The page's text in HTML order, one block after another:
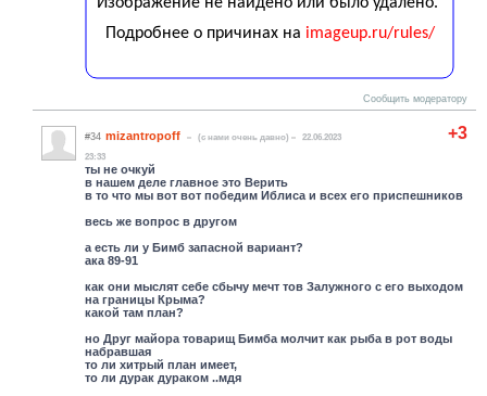
Сообщить модератору
+3
#34 mizantropoff (c нами очень давно)
22.06.2023
23:33
ты не очкуй
в нашем деле главное это Верить
в то что мы вот вот победим Иблиса и всех его приспешников
весь же вопрос в другом
а есть ли у Бимб запасной вариант?
ака 89-91
как они мыслят себе сбычу мечт тов Залужного с его выходом
на границы Крыма?
какой там план?
но Друг майора товарищ Бимба молчит как рыба в рот воды
набравшая
то ли хитрый план имеет,
то ли дурак дураком ..мдя